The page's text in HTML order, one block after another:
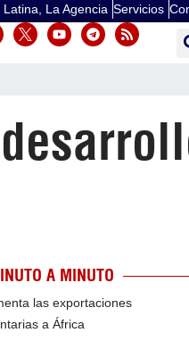
Latina, La Agencia Servicios
A MINUTO
las exportaciones
a África